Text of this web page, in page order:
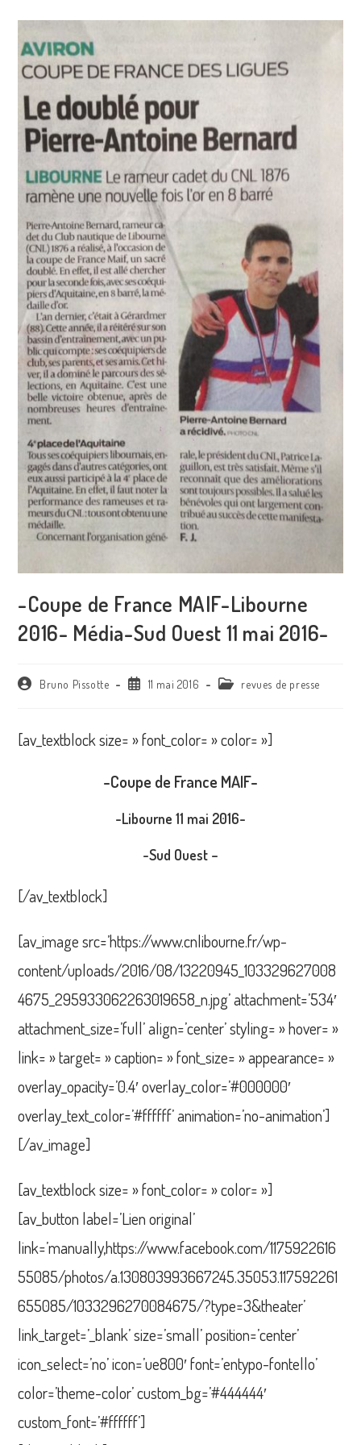
-Coupe de France MAIF-Libourne
2016- Média-Sud Ouest 11 mai 2016-
Auteur/autrice
Bruno Pissotte
Publication
11 mai 2016
Post revues de presse
[av_textblock size= » font_color= » color= »]
-Coupe de France MAIF-
-Libourne 11 mai 2016-
-Sud Ouest –
[/av_textblock]
[av_image src=’https://www.cnlibourne.fr/wp-
content/uploads/2016/08/13220945_103329627008
4675_295933062263019658_n.jpg’ attachment=’534′
attachment_size=’full’ align=’center’ styling= » hover= »
link= » target= » caption= » font_size= » appearance= »
overlay_opacity=’0.4′ overlay_color=’#000000′
overlay_text_color=’#ffffff’ animation=’no-animation’]
[/av_image]
[av_textblock size= » font_color= » color= »]
[av_button label=’Lien original’
link=’manually,https://www.facebook.com/1175922616
55085/photos/a.130803993667245.35053.117592261
655085/1033296270084675/?type=3&theater’
link_target=’_blank’ size=’small’ position=’center’
icon_select=’no’ icon=’ue800′ font=’entypo-fontello’
color=’theme-color’ custom_bg=’#444444′
custom_font=’#ffffff’]